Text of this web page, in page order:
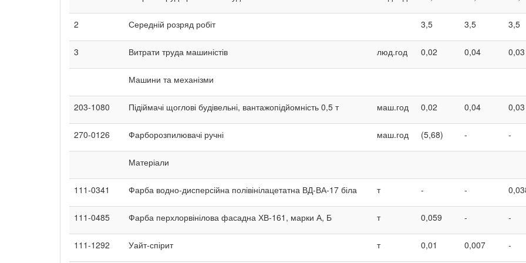
2 Середній розряд робіт 3,5 3,5 3,5
3 Витрати труда машиністів люд.год 0,02 0,04 0,03
Машини та механізми
203-1080 Підіймачі щоглові будівельні, вантажопідйомність 0,5 т маш.год 0,02 0,04 0,03
270-0126 Фарборозпилювачі ручні маш.год (5,68) - -
Матеріали
111-0341 Фарба водно-дисперсійна полівінілацетатна ВД-ВА-17 біла т - -
111-0485 Фарба перхлорвінілова фасадна ХВ-161, марки А, Б т 0,059 - -
111-1292 Уайт-спірит т 0,01 0,007 -